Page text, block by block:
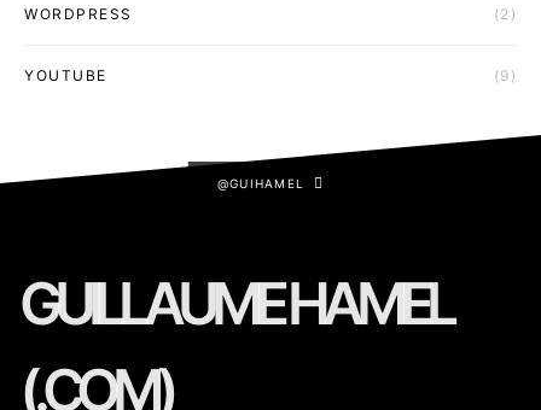
WORDPRESS (2)
YOUTUBE (9)
@GUIHAMEL
GUILLAUME HAMEL
(.COM)